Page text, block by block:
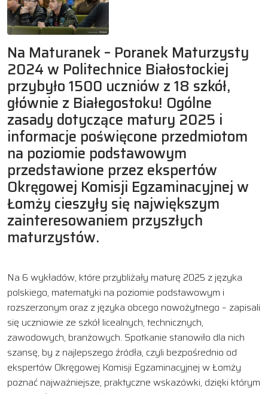
Na Maturanek – Poranek Maturzysty
2024 w Politechnice Białostockiej
przybyło 1500 uczniów z 18 szkół,
głównie z Białegostoku! Ogólne
zasady dotyczące matury 2025 i
informacje poświęcone przedmiotom
na poziomie podstawowym
przedstawione przez ekspertów
Okręgowej Komisji Egzaminacyjnej w
Łomży cieszyły się największym
zainteresowaniem przyszłych
maturzystów.
Na 6 wykładów, które przybliżały maturę 2025 z języka
polskiego, matematyki na poziomie podstawowym i
rozszerzonym oraz z języka obcego nowożytnego – zapisali
się uczniowie ze szkół licealnych, technicznych,
zawodowych, branżowych. Spotkanie stanowiło dla nich
szansę, by z najlepszego źródła, czyli bezpośrednio od
ekspertów Okręgowej Komisji Egzaminacyjnej w Łomży
poznać najważniejsze, praktyczne wskazówki, dzięki którym